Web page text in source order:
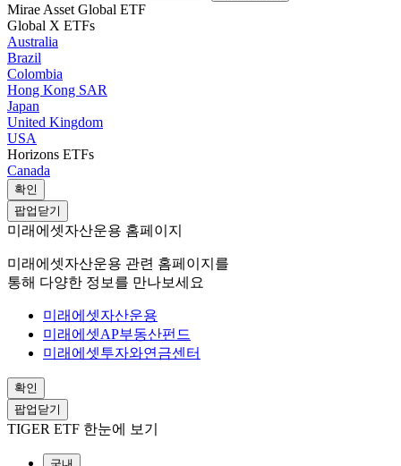
Mirae Asset Global ETF
Global X ETFs
Australia
Brazil
Colombia
Hong Kong SAR
Japan
United Kingdom
USA
Horizons ETFs
Canada
확인
팝업닫기
미래에셋자산운용 홈페이지
미래에셋자산운용 관련 홈페이지를
통해 다양한 정보를 만나보세요
미래에셋자산운용
미래에셋AP부동산펀드
미래에셋투자와연금센터
확인
팝업닫기
TIGER ETF 한눈에 보기